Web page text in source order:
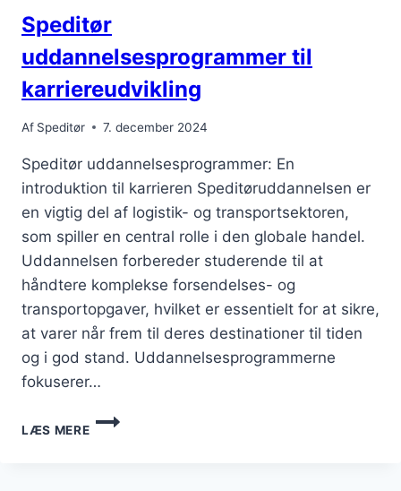
Speditør
uddannelsesprogrammer til
karriereudvikling
Af Speditør 7. december 2024
Speditør uddannelsesprogrammer: En
introduktion til karrieren Speditøruddannelsen er
en vigtig del af logistik- og transportsektoren,
som spiller en central rolle i den globale handel.
Uddannelsen forbereder studerende til at
håndtere komplekse forsendelses- og
transportopgaver, hvilket er essentielt for at sikre,
at varer når frem til deres destinationer til tiden
og i god stand. Uddannelsesprogrammerne
fokuserer…
LÆS MERE
SPEDITØR
UDDANNELSESPROGRAMMER